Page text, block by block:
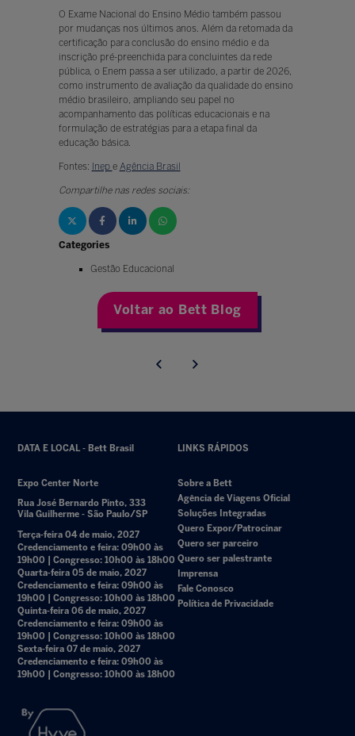
O Exame Nacional do Ensino Médio também passou
por mudanças nos últimos anos. Além da retomada da
certificação para conclusão do ensino médio e da
inscrição pré-preenchida para concluintes da rede
pública, o Enem passa a ser utilizado, a partir de 2026,
como instrumento de avaliação da qualidade do ensino
médio brasileiro, ampliando seu papel no
acompanhamento das políticas educacionais e na
formulação de estratégias para a etapa final da
educação básica.
Fontes: Inep e Agência Brasil
Compartilhe nas redes sociais:
Categories
Gestão Educacional
Voltar ao Bett Blog
DATA E LOCAL - Bett Brasil
Expo Center Norte
Rua José Bernardo Pinto, 333
Vila Guilherme - São Paulo/SP
Terça-feira 04 de maio, 2027
Credenciamento e feira: 09h00 às
19h00 | Congresso: 10h00 às 18h00
Quarta-feira 05 de maio, 2027
Credenciamento e feira: 09h00 às
19h00 | Congresso: 10h00 às 18h00
Quinta-feira 06 de maio, 2027
Credenciamento e feira: 09h00 às
19h00 | Congresso: 10h00 às 18h00
Sexta-feira 07 de maio, 2027
Credenciamento e feira: 09h00 às
19h00 | Congresso: 10h00 às 18h00
LINKS RÁPIDOS
Sobre a Bett
Agência de Viagens Oficial
Soluções Integradas
Quero Expor/Patrocinar
Quero ser parceiro
Quero ser palestrante
Imprensa
Fale Conosco
Política de Privacidade